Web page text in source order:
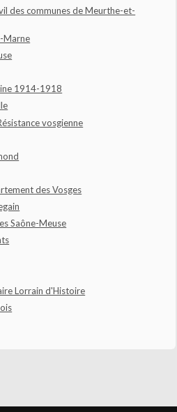
des communes de Meurthe-et-
Marne
1914-1918
vosgienne
des Vosges
Saône-Meuse
Lorrain d'Histoire